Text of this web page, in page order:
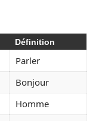
Définition
Parler
Bonjour
Homme